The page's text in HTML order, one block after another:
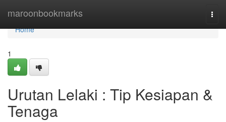
maroonbookmarks
Home
Home
1
Urutan Lelaki : Tip Kesiapan &
Tenaga